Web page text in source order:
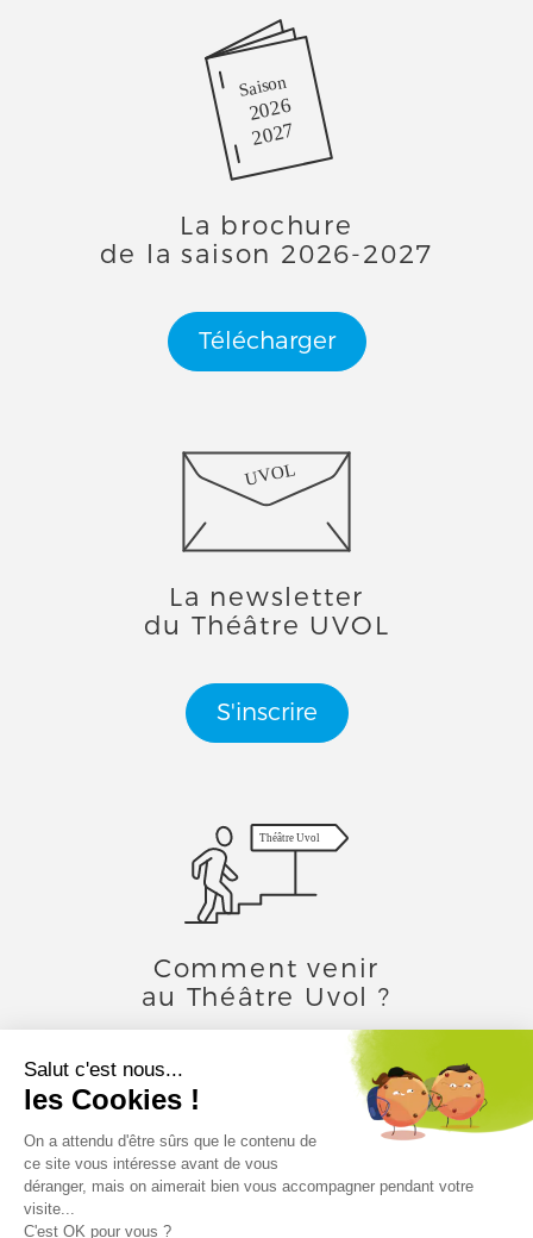
Saison
2026
2027
La brochure
de la saison 2026-2027
Télécharger
UVOL
La newsletter
du Théâtre UVOL
S'inscrire
Théâtre Uvol
Comment venir
au Théâtre Uvol ?
Toutes les infos